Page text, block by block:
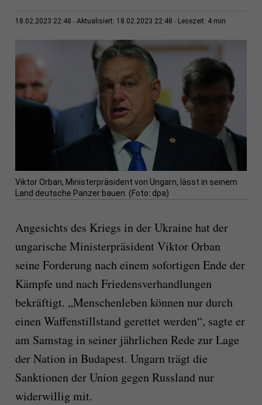
18.02.2023 22:48 Aktualisiert: 18.02.2023 22:48 Lesezeit: 4 min
Viktor Orban, Ministerpräsident von Ungarn, lässt in seinem
Land deutsche Panzer bauen. (Foto: dpa)
Angesichts des Kriegs in der Ukraine hat der
ungarische Ministerpräsident Viktor Orban
seine Forderung nach einem sofortigen Ende der
Kämpfe und nach Friedensverhandlungen
bekräftigt. „Menschenleben können nur durch
einen Waffenstillstand gerettet werden“, sagte er
am Samstag in seiner jährlichen Rede zur Lage
der Nation in Budapest. Ungarn trägt die
Sanktionen der Union gegen Russland nur
widerwillig mit.